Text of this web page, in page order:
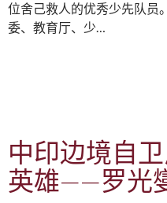
位舍己救人的优秀少先队员
委、教育厅、少…
中印边境自
英雄——罗光